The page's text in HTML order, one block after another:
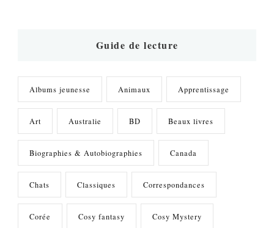
Guide de lecture
Albums jeunesse Animaux Apprentissage
Art Australie BD Beaux livres
Biographies & Autobiographies Canada
Chats Classiques Correspondances
Corée Cosy fantasy Cosy Mystery